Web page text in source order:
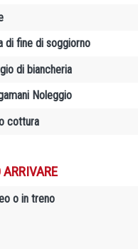
di fine di soggiorno
di biancheria
Noleggio
cottura
ARRIVARE
o in treno